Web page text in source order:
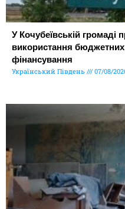
У Кочубеївській громаді
використання
фінансування
Український Південь 07/08/